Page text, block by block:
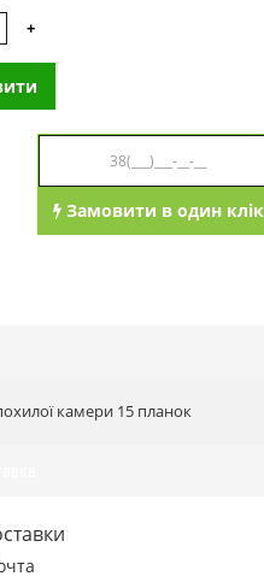
+
Замовити в один клік
камери 15 планок